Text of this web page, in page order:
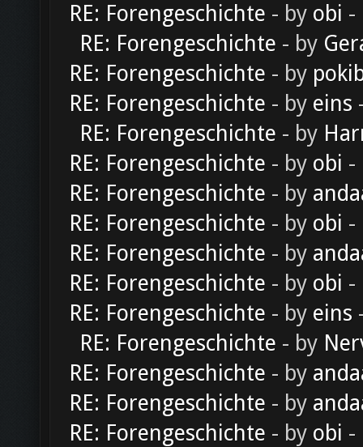
RE: Forengeschichte - by obi -
RE: Forengeschichte - by
RE: Forengeschichte - by
RE: Forengeschichte - by eins
RE: Forengeschichte - by
RE: Forengeschichte - by obi -
RE: Forengeschichte - by
RE: Forengeschichte - by obi -
RE: Forengeschichte - by
RE: Forengeschichte - by obi -
RE: Forengeschichte - by eins
RE: Forengeschichte - by
RE: Forengeschichte - by
RE: Forengeschichte - by
RE: Forengeschichte - by obi -